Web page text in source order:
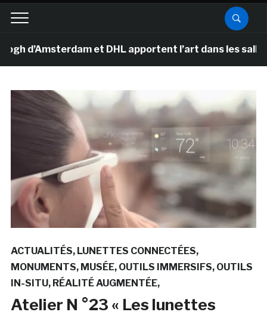
et DHL apportent l’art dans les salles de
ACTUALITÉS LUNETTES CONNECTÉES
MONUMENTS MUSÉE OUTILS IMMERSIFS OUTILS
IN-SITU RÉALITÉ AUGMENTÉE
Atelier N °23 « Les lunettes